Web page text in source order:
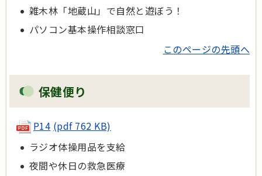
雑木林「地蔵山」で自然と遊ぼう！
パソコン基本操作相談窓口
このページの先頭へ
保健便り
P14 (pdf 762 KB)
ラジオ体操用品を支給
夜間や休日の救急医療